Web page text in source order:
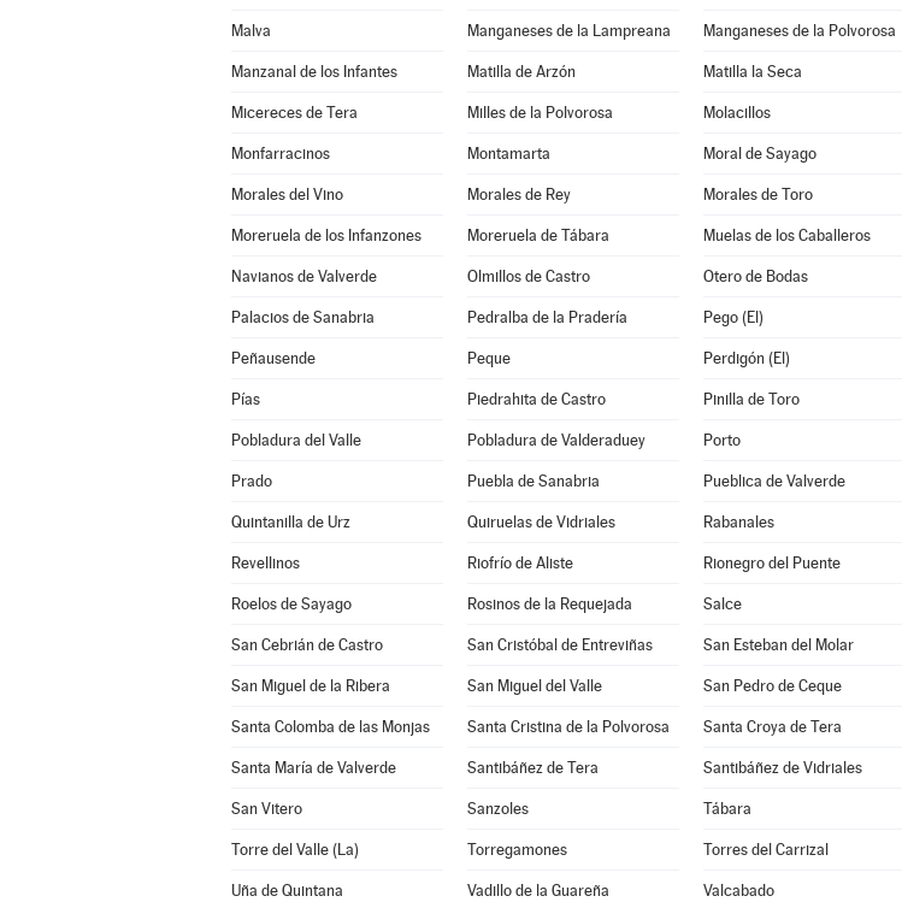
Malva Manganeses de la Lampreana Manganeses de la Polvorosa
Manzanal de los Infantes Matilla de Arzón Matilla la Seca
Micereces de Tera Milles de la Polvorosa Molacillos
Monfarracinos Montamarta Moral de Sayago
Morales del Vino Morales de Rey Morales de Toro
Moreruela de los Infanzones Moreruela de Tábara Muelas de los Caballeros
Navianos de Valverde Olmillos de Castro Otero de Bodas
Palacios de Sanabria Pedralba de la Pradería Pego (El)
Peñausende Peque Perdigón (El)
Pías Piedrahita de Castro Pinilla de Toro
Pobladura del Valle Pobladura de Valderaduey Porto
Prado Puebla de Sanabria Pueblica de Valverde
Quintanilla de Urz Quiruelas de Vidriales Rabanales
Revellinos Riofrío de Aliste Rionegro del Puente
Roelos de Sayago Rosinos de la Requejada Salce
San Cebrián de Castro San Cristóbal de Entreviñas San Esteban del Molar
San Miguel de la Ribera San Miguel del Valle San Pedro de Ceque
Santa Colomba de las Monjas Santa Cristina de la Polvorosa Santa Croya de Tera
Santa María de Valverde Santibáñez de Tera Santibáñez de Vidriales
San Vitero Sanzoles Tábara
Torre del Valle (La) Torregamones Torres del Carrizal
Uña de Quintana Vadillo de la Guareña Valcabado